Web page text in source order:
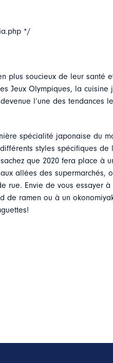
*/
plus soucieux de leur santé
Jeux Olympiques, la cuisine
l’une des tendances
spécialité japonaise du
styles spécifiques de
que 2020 fera place à
allées des supermarchés,
rue. Envie de vous essayer
de ramen ou à un